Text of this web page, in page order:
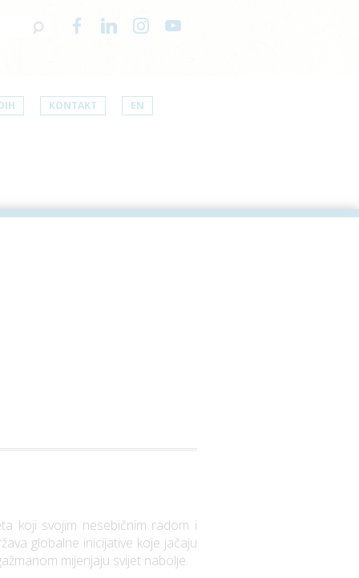
KONTAKT EN
koji svojim nesebičnim radom i
globalne inicijative koje jačaju
mijenjaju svijet nabolje.